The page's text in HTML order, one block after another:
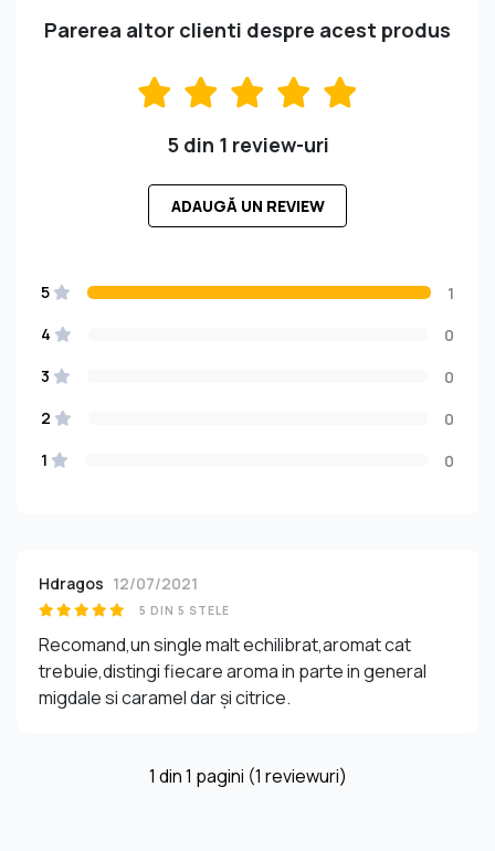
Parerea altor clienti despre acest produs
5 din 1 review-uri
ADAUGĂ UN REVIEW
5
1
4
0
3
0
2
0
1
0
Hdragos 12/07/2021
5 DIN 5 STELE
Recomand,un single malt echilibrat,aromat cat
trebuie,distingi fiecare aroma in parte in general
migdale si caramel dar și citrice.
1 din1 pagini (1 reviewuri)